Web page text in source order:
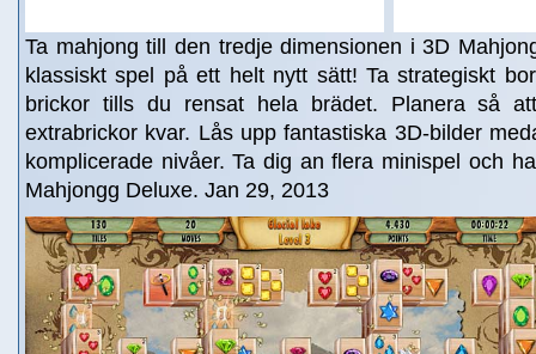
Ta mahjong till den tredje dimensionen i 3D
klassiskt spel på ett helt nytt sätt! Ta strategiskt
brickor tills du rensat hela brädet. Planera så
extrabrickor kvar. Lås upp fantastiska 3D-bilder
komplicerade nivåer. Ta dig an flera minispel och
Mahjongg Deluxe. Jan 29, 2013